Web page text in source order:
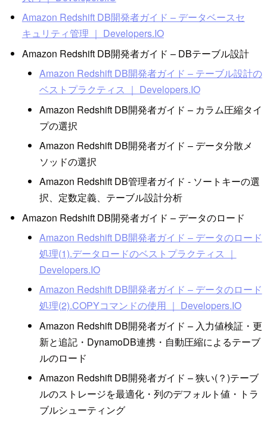
Amazon Redshift DB開発者ガイド – データベースセ
キュリティ管理 ｜ Developers.IO
Amazon Redshift DB開発者ガイド – DBテーブル設計
Amazon Redshift DB開発者ガイド – テーブル設計の
ベストプラクティス ｜ Developers.IO
Amazon Redshift DB開発者ガイド – カラム圧縮タイ
プの選択
Amazon Redshift DB開発者ガイド – データ分散メ
ソッドの選択
Amazon Redshift DB管理者ガイド - ソートキーの選
択、定数定義、テーブル設計分析
Amazon Redshift DB開発者ガイド – データのロード
Amazon Redshift DB開発者ガイド – データのロード
処理(1).データロードのベストプラクティス ｜
Developers.IO
Amazon Redshift DB開発者ガイド – データのロード
処理(2).COPYコマンドの使用 ｜ Developers.IO
Amazon Redshift DB開発者ガイド – 入力値検証・更
新と追記・DynamoDB連携・自動圧縮によるテーブ
ルのロード
Amazon Redshift DB開発者ガイド – 狭い(？)テーブ
ルのストレージを最適化・列のデフォルト値・トラ
ブルシューティング